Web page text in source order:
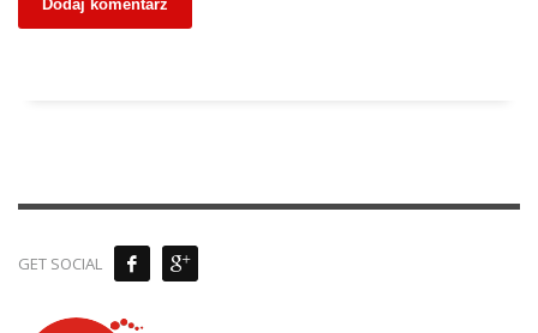
GET SOCIAL